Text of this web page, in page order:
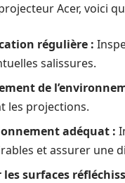
Acer, voici
régulière :
salissures.
de
les projections.
adéquat :
et assurer une
les surfaces